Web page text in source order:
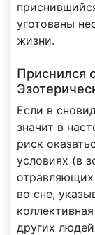
уготованы
жизни.
Приснился
Если в
значит в
риск
условиях (в
во сне,
других